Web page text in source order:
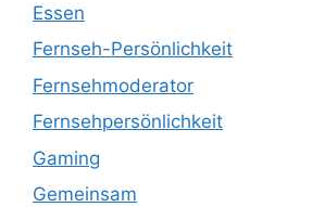
Essen
Fernseh-Persönlichkeit
Fernsehmoderator
Fernsehpersönlichkeit
Gaming
Gemeinsam